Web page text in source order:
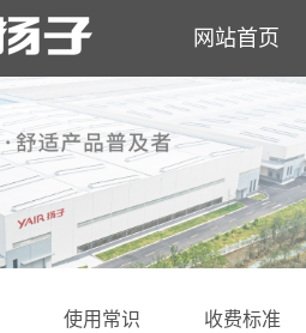
网站首页
使用常识 收费标准